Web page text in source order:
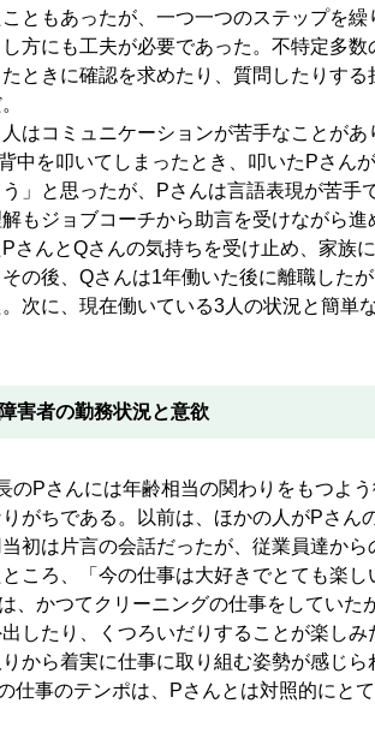
ともあったが、一つ一つのステップを
方にも工夫が必要であった。不特定多
ときに確認を求めたり、質問したりす
はコミュニケーションが苦手なことが
中を叩いてしまったとき、叩いたPさん
」と思ったが、Pさんは言語表現が苦
もジョブコーチから助言を受けながら進
さんとQさんの気持ちを受け止め、家族
の後、Qさんは1年働いた後に離職した
次に、現在働いている3人の状況と簡単
害者の勤務状況と意欲
Pさんには年齢相当の関わりをもつよ
がちである。以前は、ほかの人がPさ
初は片言の会話だったが、従業員達か
ころ、「今の仕事は大好きでとても楽し
、かつてクリーニングの仕事をしていた
したり、くつろいだりすることが楽し
から着実に仕事に取り組む姿勢が感じら
仕事のテンポは、Pさんとは対照的にと